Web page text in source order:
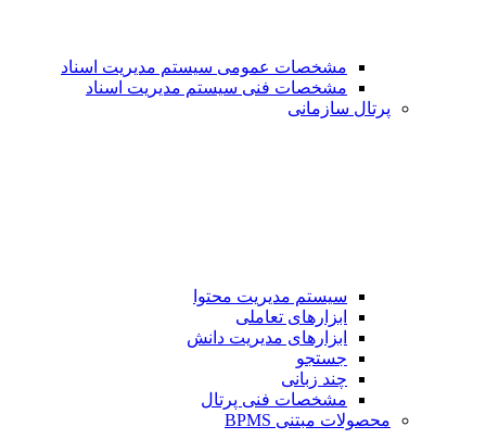
مشخصات عمومی سیستم مدیریت اسناد
مشخصات فنی سیستم مدیریت اسناد
پرتال سازمانی
سیستم مدیریت محتوا
ابزارهای تعاملی
ابزارهای مدیریت دانش
جستجو
چند زبانی
مشخصات فنی پرتال
محصولات مبتنی BPMS